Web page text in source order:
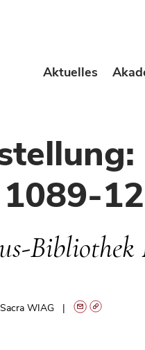
Aktuelles
Bibliothek
WIAG